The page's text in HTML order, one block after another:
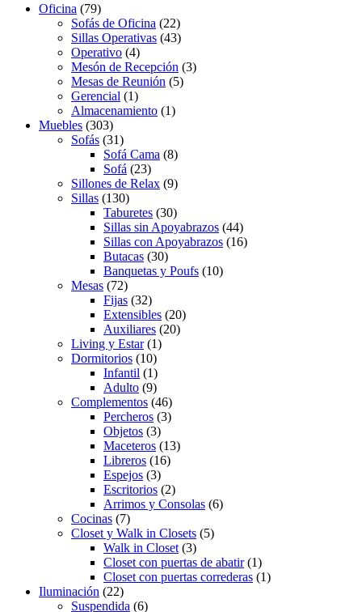
Oficina (79)
Sofás de Oficina (22)
Sillas Operativas (43)
Operativo (4)
Mesón de Recepción (3)
Mesas de Reunión (5)
Gerencial (1)
Almacenamiento (1)
Muebles (303)
Sofás (31)
Sofá Cama (8)
Sofá (23)
Sillones de Relax (9)
Sillas (130)
Taburetes (30)
Sillas sin Apoyabrazos (44)
Sillas con Apoyabrazos (16)
Butacas (30)
Banquetas y Poufs (10)
Mesas (72)
Fijas (32)
Extensibles (20)
Auxiliares (20)
Living y Estar(1)
Dormitorios (10)
Infantil (1)
Adulto (9)
Complementos (46)
Percheros (3)
Objetos (3)
Maceteros (13)
Libreros (16)
Espejos (3)
Escritorios (2)
Arrimos y Consolas (6)
Cocinas (7)
Closet y Walk in Closets (5)
Walk in Closet (3)
Closet con puertas de abatir(1)
Closet con puertas correderas (1)
Iluminación (22)
Suspendida (6)